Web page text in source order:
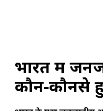
भारत में
कौन-कौनसे